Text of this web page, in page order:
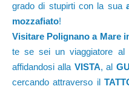
grado di stupirti con la sua
mozzafiato!
Visitare Polignano a Mare
te se sei un viaggiatore al
affidandosi alla VISTA, al
cercando attraverso il